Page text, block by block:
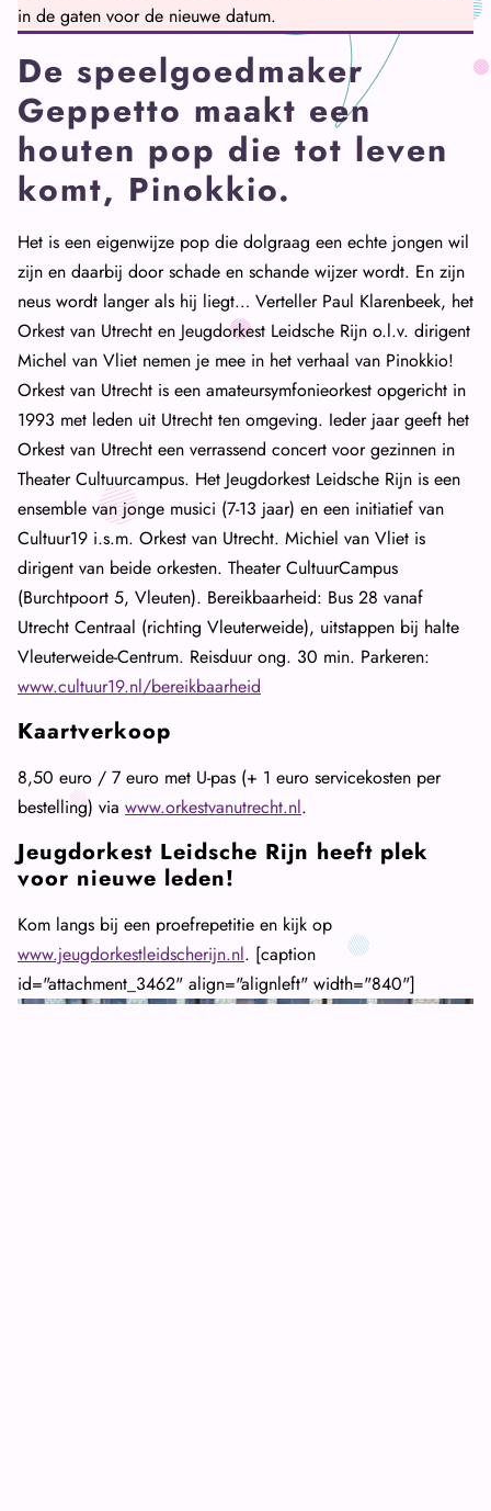
in de gaten voor de nieuwe datum.
De speelgoedmaker
Geppetto maakt een
houten pop die tot leven
komt, Pinokkio.
Het is een eigenwijze pop die dolgraag een echte jongen wil
zijn en daarbij door schade en schande wijzer wordt. En zijn
neus wordt langer als hij liegt… Verteller Paul Klarenbeek, het
Orkest van Utrecht en Jeugdorkest Leidsche Rijn o.l.v. dirigent
Michel van Vliet nemen je mee in het verhaal van Pinokkio!
Orkest van Utrecht is een amateursymfonieorkest opgericht in
1993 met leden uit Utrecht ten omgeving. Ieder jaar geeft het
Orkest van Utrecht een verrassend concert voor gezinnen in
Theater Cultuurcampus. Het Jeugdorkest Leidsche Rijn is een
ensemble van jonge musici (7-13 jaar) en een initiatief van
Cultuur19 i.s.m. Orkest van Utrecht. Michiel van Vliet is
dirigent van beide orkesten. Theater CultuurCampus
(Burchtpoort 5, Vleuten). Bereikbaarheid: Bus 28 vanaf
Utrecht Centraal (richting Vleuterweide), uitstappen bij halte
Vleuterweide-Centrum. Reisduur ong. 30 min. Parkeren:
www.cultuur19.nl/bereikbaarheid
Kaartverkoop
8,50 euro / 7 euro met U-pas (+ 1 euro servicekosten per
bestelling) via www.orkestvanutrecht.nl.
Jeugdorkest Leidsche Rijn heeft plek
voor nieuwe leden!
Kom langs bij een proefrepetitie en kijk op
www.jeugdorkestleidscherijn.nl. [caption
id="attachment_3462" align="alignleft" width="840"]